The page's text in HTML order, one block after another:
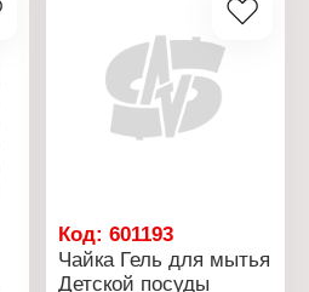
Код:601193
Чайка Гель для мытья
Детской посуды